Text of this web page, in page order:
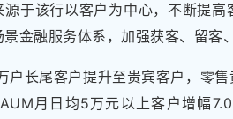
于该行以客户为中心，不断提
金融服务体系，加强获客、留客
户长尾客户提升至贵宾客户，零
月日均5万元以上客户增幅